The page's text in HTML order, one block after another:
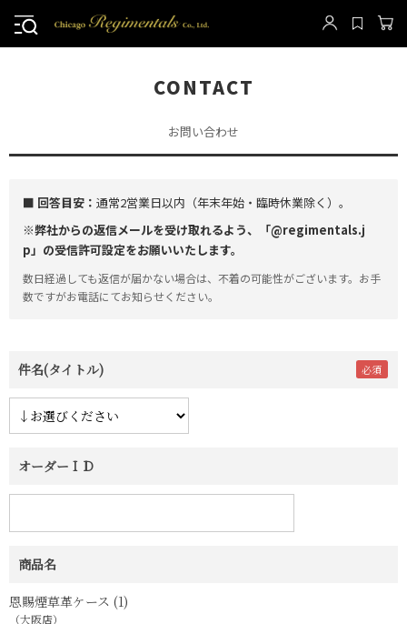
CONTACT
お問い合わせ
■ 回答目安： 通常2営業日以内（年末年始・臨時休業除く）。
※弊社からの返信メールを受け取れるよう、「@regimentals.j
p」の受信許可設定をお願いいたします。
数日経過しても返信が届かない場合は、不着の可能性がございます。お手
数ですがお電話にてお知らせください。
件名(タイトル)
オーダーＩＤ
商品名
恩賜煙草革ケース (1)
（大阪店）